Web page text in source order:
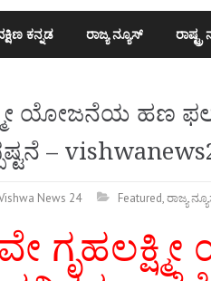
ಕನ್ನಡ ರಾಜ್ಯ ನ್ಯೂಸ್ ರಾಷ್ಟ್ರ
ಯೋಜನೆಯ ಹಣ
–
News 24 Featured,ರಾಜ್ಯ